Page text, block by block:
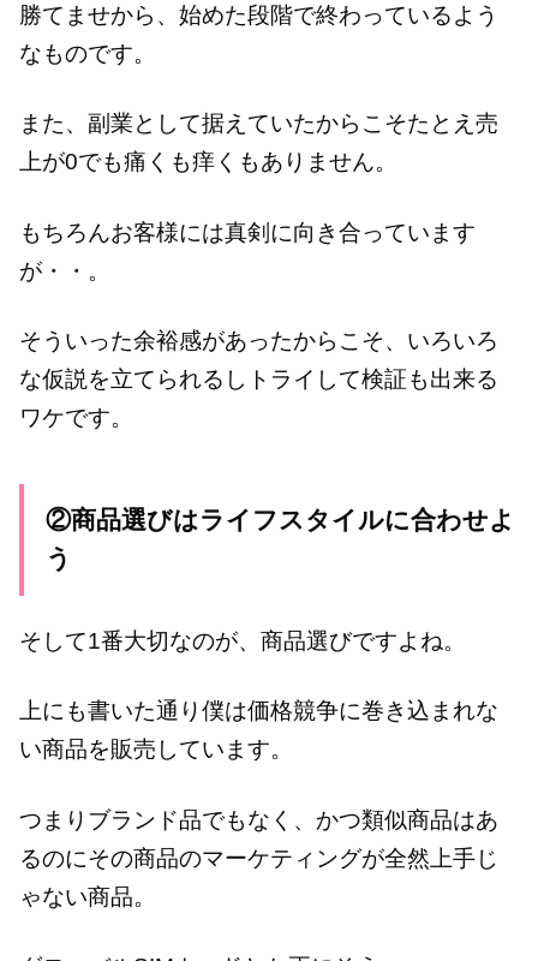
勝てませから、始めた段階で終わっているよう
なものです。
また、副業として据えていたからこそたとえ売
上が0でも痛くも痒くもありません。
もちろんお客様には真剣に向き合っています
が・・。
そういった余裕感があったからこそ、いろいろ
な仮説を立てられるしトライして検証も出来る
ワケです。
②商品選びはライフスタイルに合わせよ
う
そして1番大切なのが、商品選びですよね。
上にも書いた通り僕は価格競争に巻き込まれな
い商品を販売しています。
つまりブランド品でもなく、かつ類似商品はあ
るのにその商品のマーケティングが全然上手じ
ゃない商品。